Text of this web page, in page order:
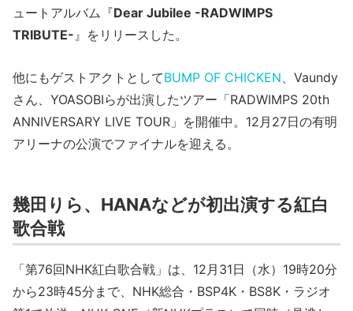
ュートアルバム『Dear Jubilee -RADWIMPS
TRIBUTE-』をリリースした。
他にもゲストアクトとしてBUMP OF CHICKEN 、Vaundy
さん、YOASOBIらが出演したツアー「RADWIMPS 20th
ANNIVERSARY LIVE TOUR」を開催中。12月27日の有明
アリーナの公演でファイナルを迎える。
幾田りら、HANAなどが初出演する紅白
歌合戦
「第76回NHK紅白歌合戦」は、12月31日（水）19時20分
から23時45分まで、NHK総合・BSP4K・BS8K・ラジオ